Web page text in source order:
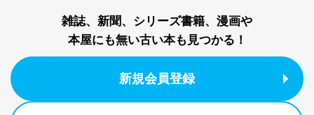
雑誌、新聞、シリーズ書籍、漫画や
本屋にも無い古い本も見つかる！
新規会員登録